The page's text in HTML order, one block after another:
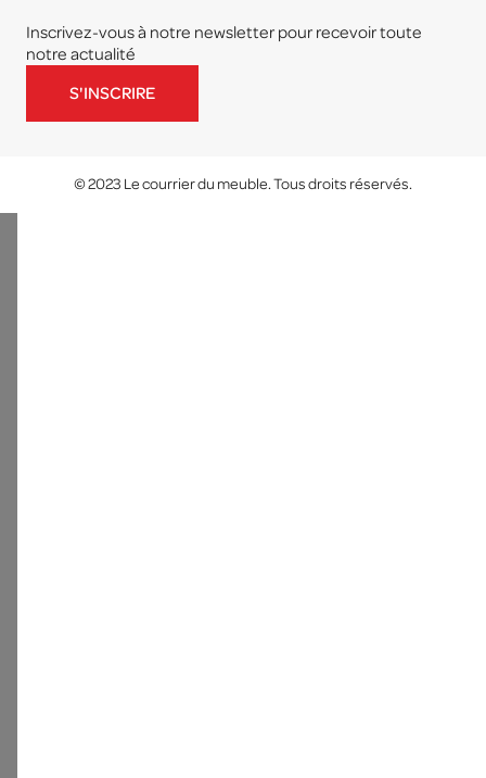
Inscrivez-vous à notre newsletter pour recevoir toute
notre actualité
S'INSCRIRE
© 2023 Le courrier du meuble. Tous droits réservés.